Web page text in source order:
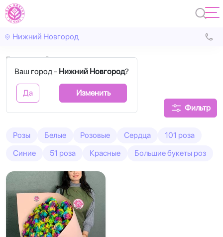
Нижний Новгород
Ваш город - Нижний Новгород?
Да Изменить
Главная Радужные
Радужные розы
Фильтр
Розы Белые Розовые Сердца
101 роза
Синие
51 роза Красные Большие букеты роз